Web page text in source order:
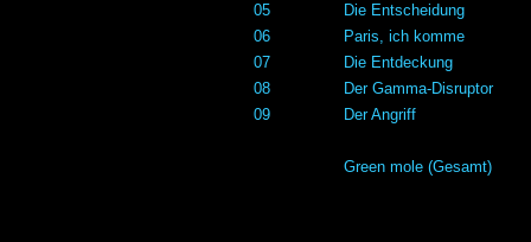
05
Die Entscheidung
06
Paris, ich komme
07
Die Entdeckung
08
Der Gamma-Disruptor
09
Der Angriff
Green mole (Gesamt)